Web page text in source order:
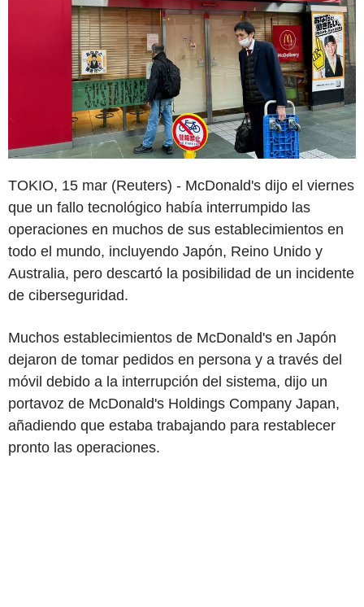
TOKIO, 15 mar (Reuters) - McDonald's dijo el viernes
que un fallo tecnológico había interrumpido las
operaciones en muchos de sus establecimientos en
todo el mundo, incluyendo Japón, Reino Unido y
Australia, pero descartó la posibilidad de un incidente
de ciberseguridad.
Muchos establecimientos de McDonald's en Japón
dejaron de tomar pedidos en persona y a través del
móvil debido a la interrupción del sistema, dijo un
portavoz de McDonald's Holdings Company Japan,
añadiendo que estaba trabajando para restablecer
pronto las operaciones.